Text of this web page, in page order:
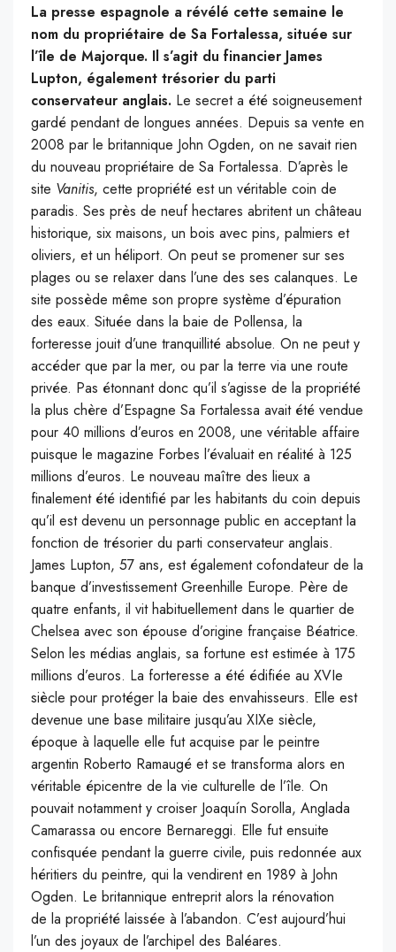
La presse espagnole a révélé cette semaine le
nom du propriétaire de Sa Fortalessa, située sur
l’île de Majorque. Il s’agit du financier James
Lupton, également trésorier du parti
conservateur anglais. Le secret a été soigneusement
gardé pendant de longues années. Depuis sa vente en
2008 par le britannique John Ogden, on ne savait rien
du nouveau propriétaire de Sa Fortalessa. D’après le
site Vanitis, cette propriété est un véritable coin de
paradis. Ses près de neuf hectares abritent un château
historique, six maisons, un bois avec pins, palmiers et
oliviers, et un héliport. On peut se promener sur ses
plages ou se relaxer dans l’une des ses calanques. Le
site possède même son propre système d’épuration
des eaux. Située dans la baie de Pollensa, la
forteresse jouit d’une tranquillité absolue. On ne peut y
accéder que par la mer, ou par la terre via une route
privée. Pas étonnant donc qu’il s’agisse de la propriété
la plus chère d’Espagne Sa Fortalessa avait été vendue
pour 40 millions d’euros en 2008, une véritable affaire
puisque le magazine Forbes l’évaluait en réalité à 125
millions d’euros. Le nouveau maître des lieux a
finalement été identifié par les habitants du coin depuis
qu’il est devenu un personnage public en acceptant la
fonction de trésorier du parti conservateur anglais.
James Lupton, 57 ans, est également cofondateur de la
banque d’investissement Greenhille Europe. Père de
quatre enfants, il vit habituellement dans le quartier de
Chelsea avec son épouse d’origine française Béatrice.
Selon les médias anglais, sa fortune est estimée à 175
millions d’euros. La forteresse a été édifiée au XVIe
siècle pour protéger la baie des envahisseurs. Elle est
devenue une base militaire jusqu’au XIXe siècle,
époque à laquelle elle fut acquise par le peintre
argentin Roberto Ramaugé et se transforma alors en
véritable épicentre de la vie culturelle de l’île. On
pouvait notamment y croiser Joaquín Sorolla, Anglada
Camarassa ou encore Bernareggi. Elle fut ensuite
confisquée pendant la guerre civile, puis redonnée aux
héritiers du peintre, qui la vendirent en 1989 à John
Ogden. Le britannique entreprit alors la rénovation
de la propriété laissée à l’abandon. C’est aujourd’hui
l’un des joyaux de l’archipel des Baléares.